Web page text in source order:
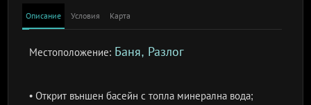
Описание Условия Карта
Местоположение: Баня, Разлог
• Открит външен басейн с топла минерална вода;